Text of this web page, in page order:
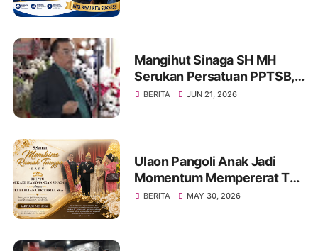
Mangihut Sinaga SH MH
Serukan Persatuan PPTSB,
Tetap Bersatu Dan Kuat
BERITA JUN 21, 2026
Ulaon Pangoli Anak Jadi
Momentum Mempererat Tali
Kekeluargaan Keluarga
BERITA MAY 30, 2026